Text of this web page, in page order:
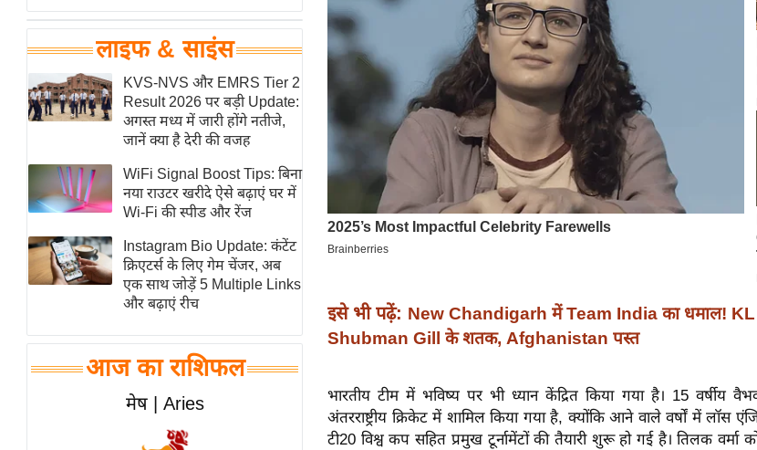
घरेलू नुस्खे
पर्यटन स्थल
फिटनेस मंत्रा
रिलेशनशिप
राजनीति
विश्लेषण
समसामयिक
मातृभूमि
स्तंभ
एम.
चाय पर
समीक्षा
लाइफ & साइंस
KVS-NVS और EMRS Tier 2
Result 2026 पर बड़ी Update:
अगस्त मध्य में जारी होंगे नतीजे,
जानें क्या है देरी की वजह
WiFi Signal Boost Tips: बिना
नया राउटर खरीदे ऐसे बढ़ाएं घर में
Wi-Fi की स्पीड और रेंज
Instagram Bio Update: कंटेंट
क्रिएटर्स के लिए गेम चेंजर, अब
एक साथ जोड़ें 5 Multiple Links
और बढ़ाएं रीच
आज का राशिफल
मेष | Aries
इसे भी पढ़ें: New Chandigarh में Team India का धमाल!
Shubman Gill के शतक, Afghanistan पस्त
भारतीय टीम में भविष्य पर भी ध्यान केंद्रित किया गया है। 15 वर्षीय
अंतरराष्ट्रीय क्रिकेट में शामिल किया गया है, क्योंकि आने वाले वर्षों में
टी20 विश्व कप सहित प्रमुख टूर्नामेंटों की तैयारी शुरू हो गई है। तिलक वर्मा